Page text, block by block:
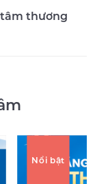
thương
Nổi bật